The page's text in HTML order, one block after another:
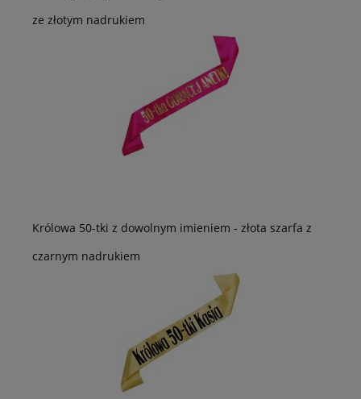
ze złotym nadrukiem
Królowa 50-tki z dowolnym imieniem - złota szarfa z
czarnym nadrukiem